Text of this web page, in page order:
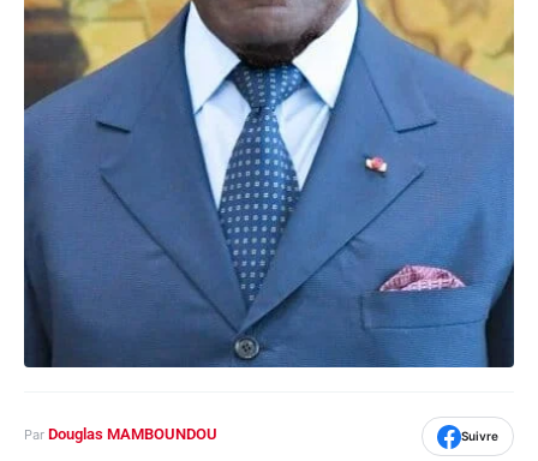
Par Douglas MAMBOUNDOU Suivre